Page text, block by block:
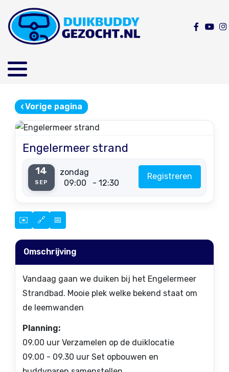
‹Vorige pagina
Engelermeer strand
14
SEP
zondag
09:00
- 12:30
Registreren
✉️ 🔗 📅
Omschrijving
Vandaag gaan we duiken bij het Engelermeer
Strandbad. Mooie plek welke bekend staat om
de leemwanden
Planning:
09.00 uur Verzamelen op de duiklocatie
09.00 - 09.30 uur Set opbouwen en